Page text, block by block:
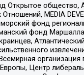
Открытое общество,
MEDIA
фонд
фонд
Центр